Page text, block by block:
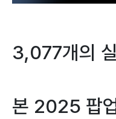
3,077개의
본 2025 팝